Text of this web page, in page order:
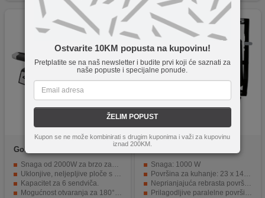
Ostvarite 10KM popusta na kupovinu!
Pretplatite se na naš newsletter i budite prvi koji će saznati za
naše popuste i specijalne ponude.
ŽELIM POPUST
Kupon se ne može kombinirati s drugim kuponima i važi za kupovinu
iznad 200KM.
Goldmaster
Snaga od 2000W za brzo zagrijavanje.
Uklonjive, neljepljive ploče s granitnim premazom.
Kapacitet za 6 sendviča.
Mogućnost otvaranja za 180° za veće komade hrane.
Snaga: 1000 W
Površina za kuhanje: 23 x 14.5 cm
Neprianjajuća rebrasta površina za kuhanje
Prilagodljive paralelne površine za pečenje